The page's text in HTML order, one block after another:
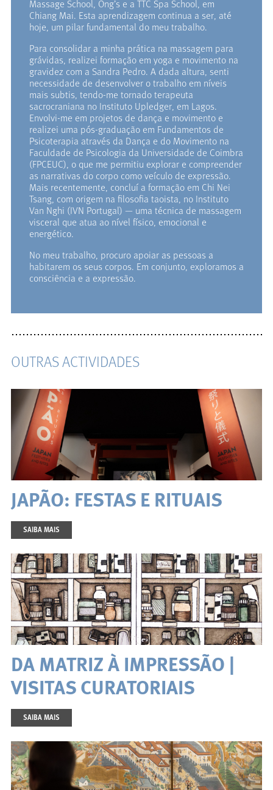
Massage School, Ong’s e a TTC Spa School, em
Chiang Mai. Esta aprendizagem continua a ser, até
hoje, um pilar fundamental do meu trabalho.
Para consolidar a minha prática na massagem para
grávidas, realizei formação em yoga e movimento na
gravidez com a Sandra Pedro. A dada altura, senti
necessidade de desenvolver o trabalho em níveis
mais subtis, tendo-me tornado terapeuta
sacrocraniana no Instituto Upledger, em Lagos.
Envolvi-me em projetos de dança e movimento e
realizei uma pós-graduação em Fundamentos de
Psicoterapia através da Dança e do Movimento na
Faculdade de Psicologia da Universidade de Coimbra
(FPCEUC), o que me permitiu explorar e compreender
as narrativas do corpo como veículo de expressão.
Mais recentemente, concluí a formação em Chi Nei
Tsang, com origem na filosofia taoista, no Instituto
Van Nghi (IVN Portugal) — uma técnica de massagem
visceral que atua ao nível físico, emocional e
energético.
No meu trabalho, procuro apoiar as pessoas a
habitarem os seus corpos. Em conjunto, exploramos a
consciência e a expressão.
OUTRAS ACTIVIDADES
JAPÃO: FESTAS E RITUAIS
SAIBA MAIS
DA MATRIZ À IMPRESSÃO |
VISITAS CURATORIAIS
SAIBA MAIS